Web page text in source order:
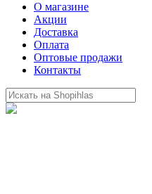
О магазине
Акции
Доставка
Оплата
Оптовые продажи
Контакты